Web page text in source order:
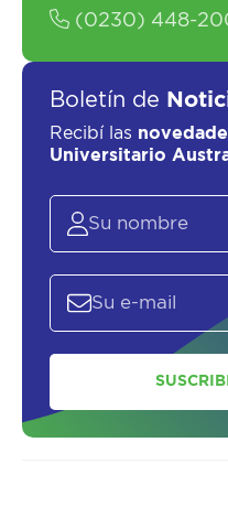
(0230) 448-
Boletín de
Recibí las
Universitario